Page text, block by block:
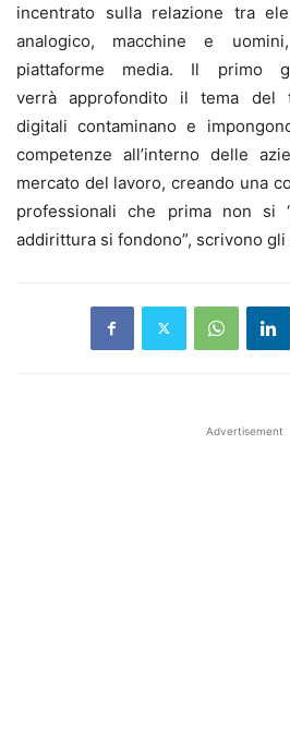
incentrato sulla relazione tra
analogico, macchine e
piattaforme media. Il primo
verrà approfondito il tema del
digitali contaminano e
competenze all’interno delle
mercato del lavoro, creando una
professionali che prima non si
addirittura si fondono”, scrivono
Advertisement